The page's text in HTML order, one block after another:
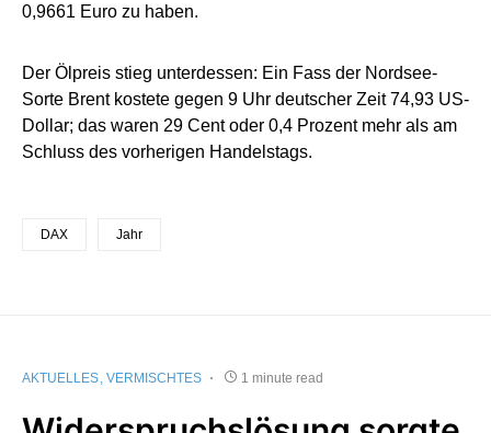
0,9661 Euro zu haben.
Der Ölpreis stieg unterdessen: Ein Fass der Nordsee-
Sorte Brent kostete gegen 9 Uhr deutscher Zeit 74,93 US-
Dollar; das waren 29 Cent oder 0,4 Prozent mehr als am
Schluss des vorherigen Handelstags.
DAX Jahr
AKTUELLES VERMISCHTES 1 minute read